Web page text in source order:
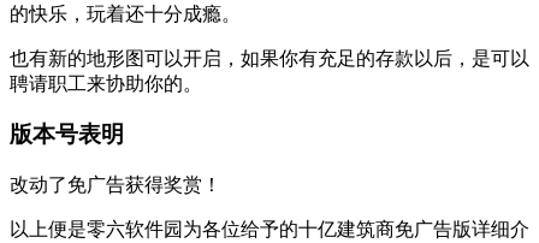
的快乐，玩着还十分成瘾。
也有新的地形图可以开启，如果你有充足的存款以后，是可以
聘请职工来协助你的。
版本号表明
改动了免广告获得奖赏！
以上便是零六软件园为各位给予的十亿建筑商免广告版详细介